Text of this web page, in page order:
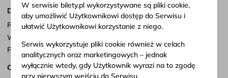
Dokumenty
Regulamin serwisu
Warunki przewozu
Polityka prywatności
Obserwuj nas
W serwisie bilety.pl wykorzystywane są pliki cookie,
aby umożliwić Użytkownikowi dostęp do Serwisu i
ułatwić Użytkownikowi korzystanie z niego.
Serwis wykorzystuje pliki cookie również w celach
analitycznych oraz marketingowych – jednak
wyłącznie wtedy, gdy Użytkownik wyrazi na to zgodę
przy pierwszym wejściu do Serwisu.